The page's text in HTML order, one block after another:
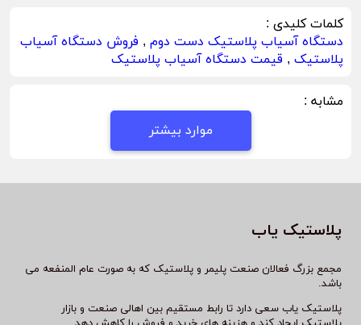
کلمات کلیدی :
دستگاه آسیاب پلاستیک دست دوم , فروش دستگاه آسیاب
پلاستیک , قیمت دستگاه آسیاب پلاستیک
مشابه :
موارد بیشتر
پلاستیک یاب
مجمع بزرگ فعالان صنعت پلیمر و پلاستیک که به صورت عام المنفعه می
باشد.
پلاستیک یاب سعی دارد تا رابط مستقیم بین اهالی صنعت و بازار